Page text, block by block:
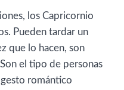
los Capricornio
Pueden tardar un
que lo hacen, son
el tipo de personas
romántico